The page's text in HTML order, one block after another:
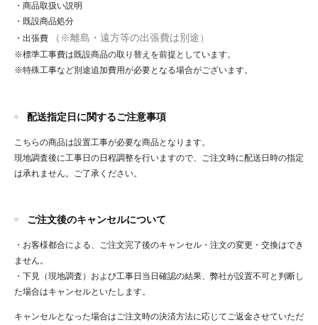
・商品取扱い説明
・既設商品処分
・出張費
（※離島・遠方等の出張費は別途）
※標準工事費は既設商品の取り替えを前提としています。
※特殊工事など別途追加費用が必要となる場合がございます。
配送指定日に関するご注意事項
こちらの商品は設置工事が必要な商品となります。
現地調査後に工事日の日程調整を行いますので、ご注文時に配送日時の指定
は承れません。ご了承ください。
ご注文後のキャンセルについて
・お客様都合による、ご注文完了後のキャンセル・注文の変更・交換はでき
ません。
・下見（現地調査）および工事日当日確認の結果、弊社が設置不可と判断し
た場合はキャンセルといたします。
キャンセルとなった場合はご注文時の決済方法に応じてご返金させていただ